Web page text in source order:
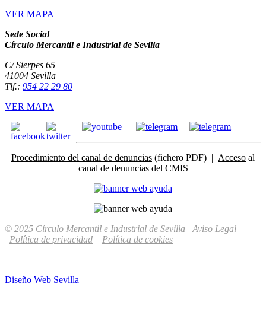
VER MAPA
Sede Social
Círculo Mercantil e Industrial de Sevilla
C/ Sierpes 65
41004 Sevilla
Tlf.: 954 22 29 80
VER MAPA
Procedimiento del canal de denuncias (fichero PDF) | Acceso al
canal de denuncias del CMIS
© 2025 Círculo Mercantil e Industrial de Sevilla Aviso Legal
Política de privacidad
Política de cookies
Diseño Web Sevilla